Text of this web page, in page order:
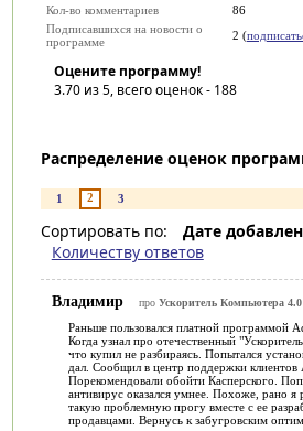
Кол-во комментариев
86
Подписавшихся на новости о
программе
2 (
Оцените программу!
3.70из 5, всего оценок - 188
Распределение оценок
1 2 3
Сортировать по: Дате
Количеству ответов
Владимир про Ускоритель Компьютера 4.0
Раньше пользовался платной программой
Когда узнал про отечественный
что купил не разбираясь. Попытался
дал. Сообщил в центр поддержки клиентов
Порекомендовали обойти Касперского.
антивирус оказался умнее. Похоже, рано я
такую проблемную прогу вместе с ее
продавцами. Вернусь к забугровским